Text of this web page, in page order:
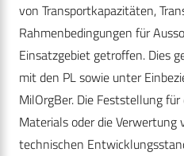
von Transportkapazitäten,
Rahmenbedingungen für
Einsatzgebiet getroffen. Dies
mit den PL sowie unter
MilOrgBer. Die Feststellung
Materials oder die
technischen